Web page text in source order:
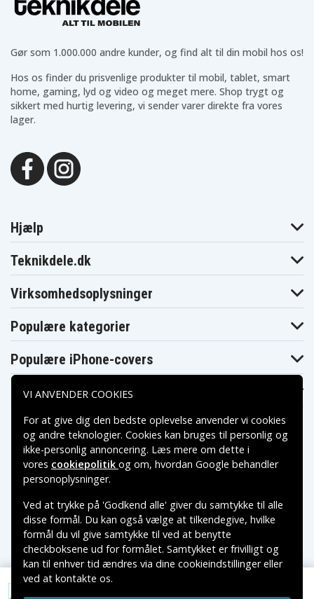
Gør som 1.000.000 andre kunder, og find alt til din mobil hos os!
Hos os finder du prisvenlige produkter til mobil, tablet, smart
home, gaming, lyd og video og meget mere. Shop trygt og
sikkert med hurtig levering, vi sender varer direkte fra vores
lager.
Hjælp
Teknikdele.dk
Virksomhedsoplysninger
Populære kategorier
Populære iPhone-covers
Populære Samsung-covers
Betalingsmuligheder
Leveringsmuligheder
Copyright © 2026, Spares Nordic AB
VAREMÆRKER NÆVNT PÅ DETTE WEB TILHØRER DE
VI ANVENDER COOKIES
For at give dig den bedste oplevelse anvender vi cookies
og andre teknologier. Cookies kan bruges til personlig og
ikke-personlig annoncering. Læs mere om dette i
vores cookiepolitik og om, hvordan Google behandler
personoplysninger.
Ved at trykke på 'Godkend alle' giver du samtykke til alle
disse formål. Du kan også vælge at tilkendegive, hvilke
formål du vil give samtykke til ved at benytte
checkboksene ud for formålet. Samtykket er frivilligt og
kan til enhver tid ændres via dine cookieindstillinger eller
ved at kontakte os.